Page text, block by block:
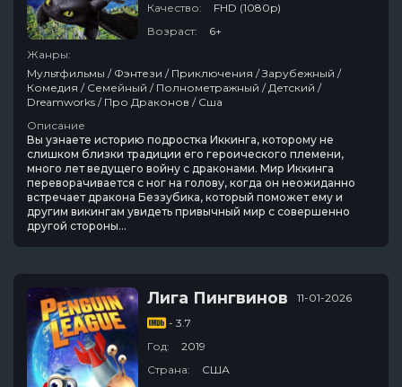
Качество:
FHD (1080p)
Возраст:
6+
Жанры:
Мультфильмы / Фэнтези / Приключения / Зарубежный /
Комедия / Семейный / Полнометражный / Детский /
Dreamworks / Про Драконов / Сша
Описание
Вы узнаете историю подростка Иккинга, которому не
слишком близки традиции его героического племени,
много лет ведущего войну с драконами. Мир Иккинга
переворачивается с ног на голову, когда он неожиданно
встречает дракона Беззубика, который поможет ему и
другим викингам увидеть привычный мир с совершенно
другой стороны…
Лига Пингвинов
11-01-2026
- 3.7
Год:
2019
Страна:
США